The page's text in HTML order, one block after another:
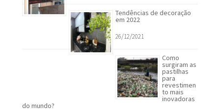
Tendências de decoração
em 2022
26/12/2021
Como
surgiram as
pastilhas
para
revestimen
to mais
inovadoras
do mundo?